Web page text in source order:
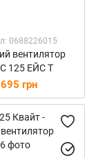
0688226015
вентилятор
125 ЕЙС T
грн